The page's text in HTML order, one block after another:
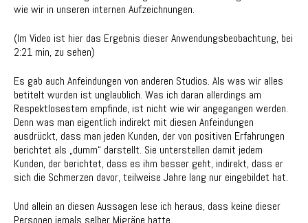
wie wir in unseren internen Aufzeichnungen.
(Im Video ist hier das Ergebnis dieser Anwendungsbeobachtung, bei
2:21 min, zu sehen)
Es gab auch Anfeindungen von anderen Studios. Als was wir alles
betitelt wurden ist unglaublich. Was ich daran allerdings am
Respektlosestem empfinde, ist nicht wie wir angegangen werden.
Denn was man eigentlich indirekt mit diesen Anfeindungen
ausdrückt, dass man jeden Kunden, der von positiven Erfahrungen
berichtet als „dumm“ darstellt. Sie unterstellen damit jedem
Kunden, der berichtet, dass es ihm besser geht, indirekt, dass er
sich die Schmerzen davor, teilweise Jahre lang nur eingebildet hat.
Und allein an diesen Aussagen lese ich heraus, dass keine dieser
Personen jemals selber Migräne hatte.